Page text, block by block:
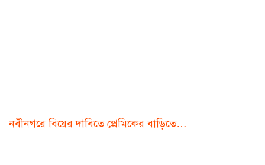
নবীনগরে বিয়ের দাবিতে প্রেমিকের বাড়িতে…